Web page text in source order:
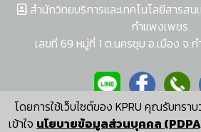
โดยการใช้เว็บไซต์ของ KPRU คุณรับทรา
เข้าใจ นโยบายข้อมูลส่วนบุคคล
สำนักวิทยบริการและเทคโนโลยีสารส
กำแพงเพชร
เลขที่ 69 หมู่ที่ 1 ต.นครชุม อ.เมือง จ.
ผู้พัฒนาระบบ อนุชา พ